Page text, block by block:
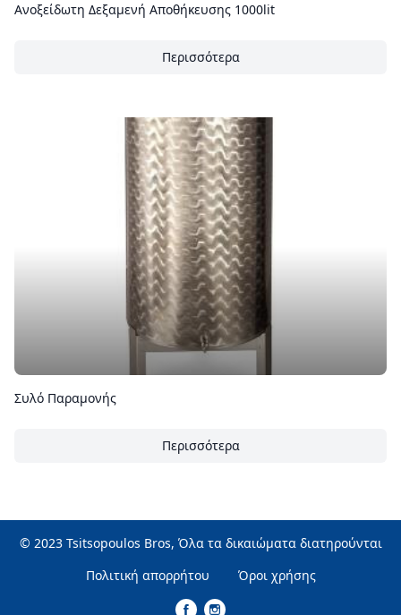
Ανοξείδωτη Δεξαμενή Αποθήκευσης 1000lit
Περισσότερα
Συλό Παραμονής
Περισσότερα
© 2023 Tsitsopoulos Bros, Όλα τα δικαιώματα διατηρούνται
Πολιτική απορρήτου
Όροι χρήσης